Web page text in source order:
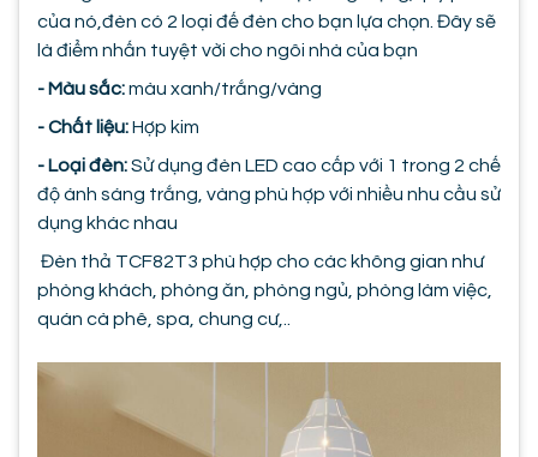
của nó,đèn có 2 loại đế đèn cho bạn lựa chọn. Đây sẽ
là điểm nhấn tuyệt vời cho ngôi nhà của bạn
- Màu sắc:màu xanh/trắng/vàng
- Chất liệu:Hợp kim
- Loại đèn:Sử dụng đèn LED cao cấp với 1 trong 2 chế
độ ánh sáng trắng, vàng phù hợp với nhiều nhu cầu sử
dụng khác nhau
Đèn thả TCF82T3 phù hợp cho các không gian như
phòng khách, phòng ăn, phòng ngủ, phòng làm việc,
quán cà phê, spa, chung cư,..